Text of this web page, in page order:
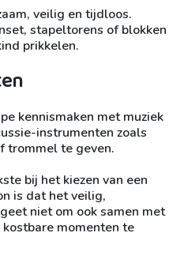
veilig en tijdloos.
stapeltorens of blokken
prikkelen.
kennismaken met muziek
instrumenten zoals
trommel te geven.
bij het kiezen van een
is dat het veilig,
niet om ook samen met
momenten te